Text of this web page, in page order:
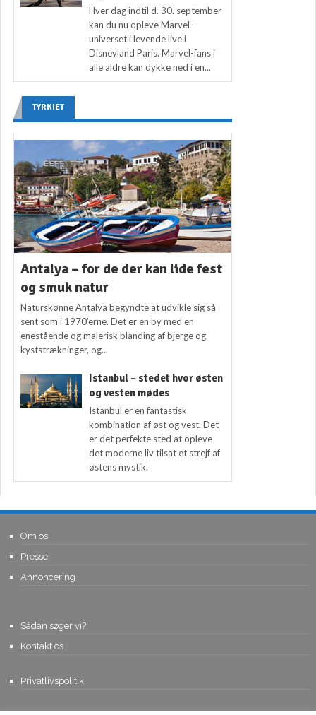
Hver dag indtil d. 30. september
kan du nu opleve Marvel-
universet i levende live i
Disneyland Paris. Marvel-fans i
alle aldre kan dykke ned i en...
TYRKIET
Antalya – for de der kan lide fest
og smuk natur
Naturskønne Antalya begyndte at udvikle sig så
sent som i 1970’erne. Det er en by med en
enestående og malerisk blanding af bjerge og
kyststrækninger, og...
Istanbul – stedet hvor østen
og vesten mødes
Istanbul er en fantastisk
kombination af øst og vest. Det
er det perfekte sted at opleve
det moderne liv tilsat et strejf af
østens mystik.
Om os
Presse
Annoncering
Sådan søger vi?
Kontakt os
Privatlivspolitik